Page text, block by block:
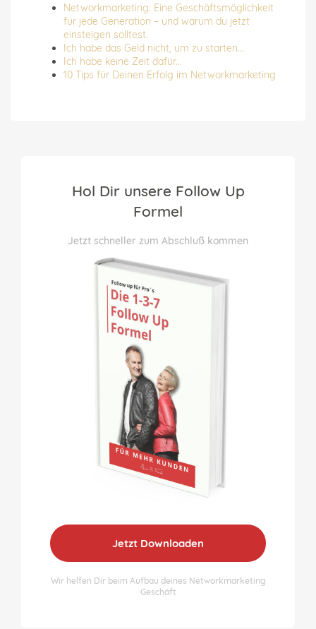
Networkmarketing: Eine Geschäftsmöglichkeit
für jede Generation – und warum du jetzt
einsteigen solltest.
Ich habe das Geld nicht, um zu starten...
Ich habe keine Zeit dafür...
10 Tips für Deinen Erfolg im Networkmarketing
Hol Dir unsere Follow Up
Formel
Jetzt schneller zum Abschluß kommen
Jetzt Downloaden
Wir helfen Dir beim Aufbau deines Networkmarketing
Geschäft